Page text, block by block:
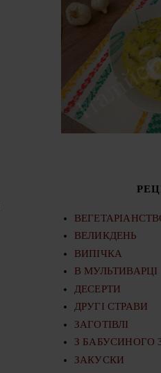
ВЕЛИКДЕНЬ
ВИПІЧКА
В МУЛЬТИВАРЦІ
ДЕСЕРТИ
ДРУГІ СТРАВИ
ЗАГОТІВЛІ
З БАБУСИНОГО
ЗАКУСКИ